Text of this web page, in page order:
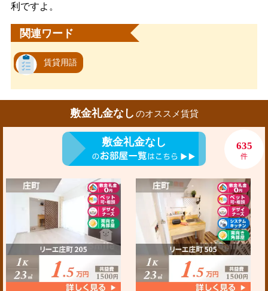
利ですよ。
関連ワード
賃貸用語
敷金礼金なし のオススメ賃貸
敷金礼金なし 635
件